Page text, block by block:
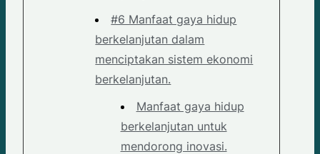
#6 Manfaat gaya hidup
berkelanjutan dalam
menciptakan sistem ekonomi
berkelanjutan.
Manfaat gaya hidup
berkelanjutan untuk
mendorong inovasi.